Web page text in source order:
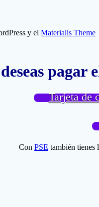
y el Materialis Theme
pagar
Tarjeta de
Con PSE también tienes